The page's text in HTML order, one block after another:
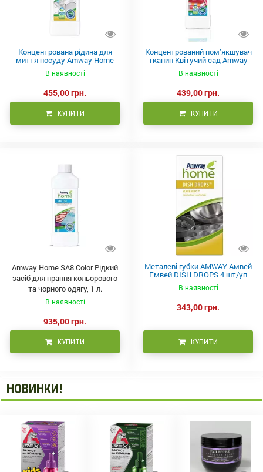
Концентрована рідина для
миття посуду Amway Home
Dish Drops 1 літра
В наявності
455,00 грн.
КУПИТИ
Концентрований пом’якшувач
тканин Квітучий сад Amway
Home SA8 1 л
В наявності
439,00 грн.
КУПИТИ
Amway Home SA8 Color Рідкий
засіб для прання кольорового
та чорного одягу, 1 л.
В наявності
935,00 грн.
КУПИТИ
Металеві губки AMWAY Амвей
Емвей DISH DROPS 4 шт/уп
В наявності
343,00 грн.
КУПИТИ
НОВИНКИ!